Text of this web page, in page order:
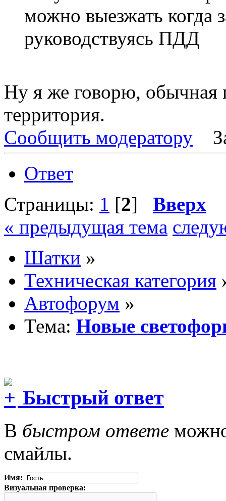
можно выезжать когда
руководствуясь ПДД
Ну я же говорю, обычная
территория.
Сообщить модератору
Ответ
Страницы: 1 [2] Вверх
« предыдущая тема
Шатки »
Техническая категория
Автофорум »
Тема: Новые
Быстрый ответ
В быстром ответе
смайлы.
Имя:
Визуальная проверка: